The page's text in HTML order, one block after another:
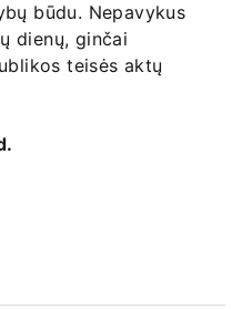
būdu. Nepavykus
dienų, ginčai
teisės aktų